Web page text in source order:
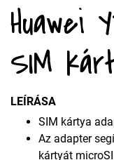
Huawei
SIM
LEÍRÁSA
SIM kártya
Az adapter
kártyát